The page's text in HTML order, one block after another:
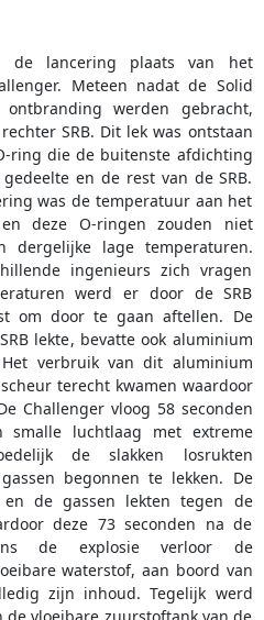
de lancering plaats van het
Meteen nadat de Solid
ontbranding werden gebracht,
SRB. Dit lek was ontstaan
ring die de buitenste afdichting
en de rest van de SRB.
was de temperatuur aan het
en deze O-ringen zouden niet
dergelijke lage temperaturen.
ingenieurs zich vragen
werd er door de SRB
om door te gaan aftellen. De
lekte, bevatte ook aluminium
verbruik van dit aluminium
terecht kwamen waardoor
Challenger vloog 58 seconden
luchtlaag met extreme
de slakken losrukten
begonnen te lekken. De
de gassen lekten tegen de
deze 73 seconden na de
de explosie verloor de
waterstof, aan boord van
zijn inhoud. Tegelijk werd